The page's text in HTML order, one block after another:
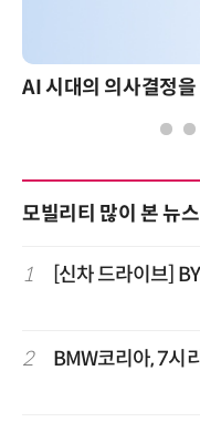
모빌리티 많이 본 뉴스
1 [신차 드라이브]
2 BMW코리아, 7시